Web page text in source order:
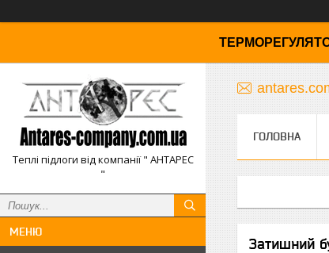
Теплі підлоги від компанії " АНТАРЕС
"
ГОЛОВНА
Затишний